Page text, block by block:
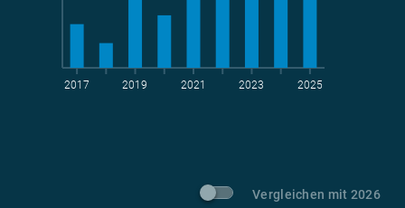
-Vermeidung
2017 2019 2021 2023 2025
Vergleichen mit 2026